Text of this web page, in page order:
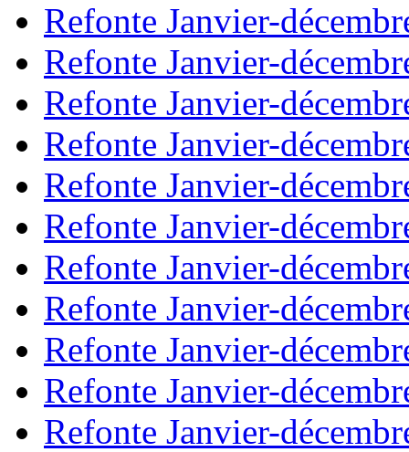
Refonte Janvier-
Refonte Janvier-
Refonte Janvier-
Refonte Janvier-
Refonte Janvier-
Refonte Janvier-
Refonte Janvier-
Refonte Janvier-
Refonte Janvier-
Refonte Janvier-
Refonte Janvier-